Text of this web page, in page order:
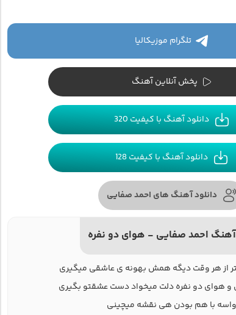
تلگرام موزیکالیا
پخش آنلاین آهنگ
دانلود آهنگ با کیفیت 320
دانلود آهنگ با کیفیت 128
دانلود آهنگ های احمد صفایی
احمد صفایی - هوای دو نفره
از هر وقت دیگه همش بهونه ی عاشقی میگیری
هوای دو نفره دلت میخواد دست عشقتو بگیری
واسه با هم بودن هی نقشه میچینی